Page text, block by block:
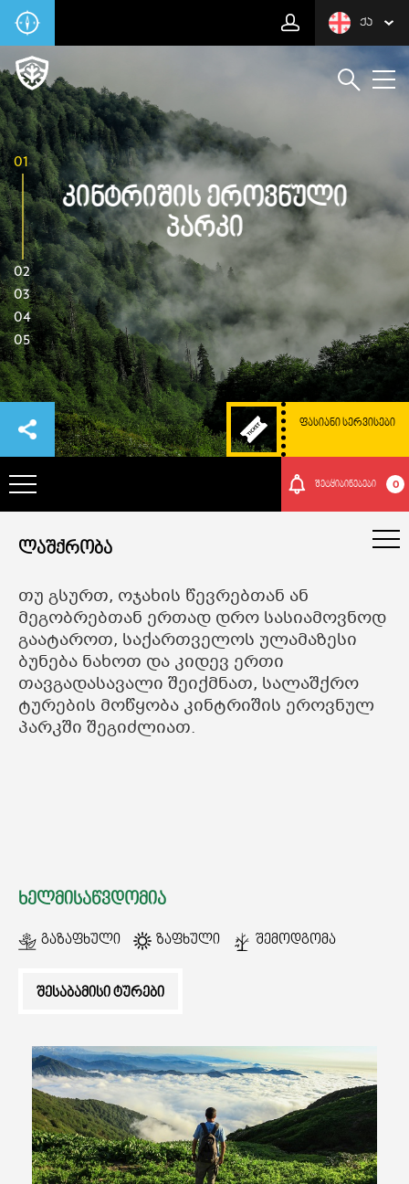
ᲥᲐ
01
02
03
04
05
Კინტრიშის Ეროვნული
Პარკი
ᲤᲐᲡᲘᲐᲜᲘ ᲡᲔᲠᲕᲘᲡᲔᲑᲘ
ᲞᲐᲠᲙᲘᲡ ᲨᲔᲡᲐᲮᲔᲑ
ᲗᲐᲕᲒᲐᲓᲐᲡᲐᲕᲚᲔᲑᲘ
ᲠᲝᲒᲝᲠ ᲛᲝᲕᲮᲕᲓᲔᲗ ᲐᲥ
ᲑᲣᲜᲔᲑᲐ ᲓᲐ ᲙᲣᲚᲢᲣᲠᲐ
შეტყიბინებები 0
ლაშქრობა
თუ გსურთ, ოჯახის წევრებთან ან
მეგობრებთან ერთად დრო სასიამოვნოდ
გაატაროთ, საქართველოს ულამაზესი
ბუნება ნახოთ და კიდევ ერთი
თავგადასავალი შეიქმნათ, სალაშქრო
ტურების მოწყობა კინტრიშის ეროვნულ
პარკში შეგიძლიათ.
ᲮᲔᲚᲛᲘᲡᲐᲬᲕᲓᲝᲛᲘᲐ
Გაზაფხული Ზაფხული Შემოდგომა
ᲨᲔᲡᲐᲑᲐᲛᲘᲡᲘ ᲢᲣᲠᲔᲑᲘ